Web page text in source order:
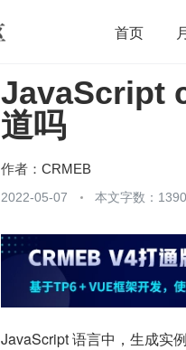
首页
开源 架构
团队管理
JavaScript
道吗
作者： CRMEB
2022-05-07 本文字数：
JavaScript 语言中，生成实